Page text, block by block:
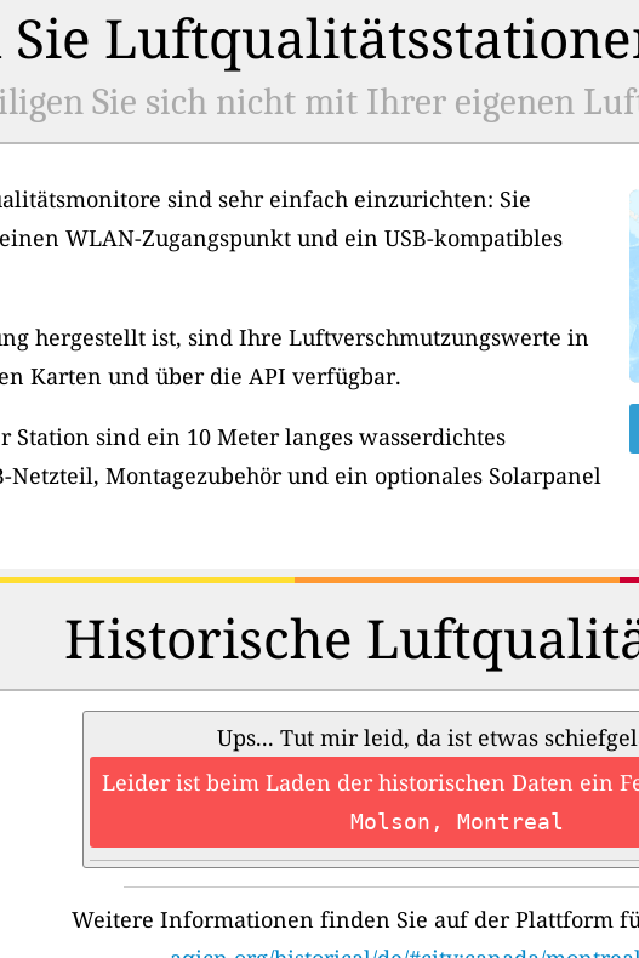
Sie
Sie sich nicht mit Ihrer eigenen
sind sehr einfach einzurichten: Sie
WLAN-Zugangspunkt und ein USB-kompatibles
hergestellt ist, sind Ihre Luftverschmutzungswerte in
Karten und über die API verfügbar.
sind ein 10 Meter langes wasserdichtes
Netzteil, Montagezubehör und ein optionales Solarpanel
Historische
Ups... Tut mir leid, da ist etwas
Leider ist beim Laden der historischen Daten ein
Molson, Montreal
Weitere Informationen finden Sie auf der Plattform